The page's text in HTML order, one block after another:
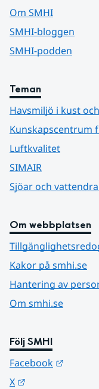
Om SMHI
SMHI-bloggen
SMHI-podden
Teman
Havsmiljö i kust
Kunskapscentrum
Luftkvalitet
SIMAIR
Sjöar och
Om webbplatsen
Kakor på smhi.se
Hantering av
Om smhi.se
Följ SMHI
Facebook
X